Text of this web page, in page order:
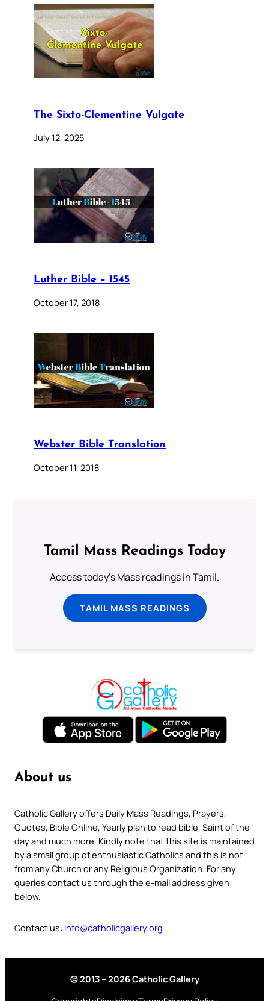
The Sixto-Clementine Vulgate
July 12, 2025
Luther Bible – 1545
October 17, 2018
Webster Bible Translation
October 11, 2018
Tamil Mass Readings Today
Access today's Mass readings in Tamil.
TAMIL MASS READINGS
About us
Catholic Gallery offers Daily Mass Readings, Prayers,
Quotes, Bible Online, Yearly plan to read bible, Saint of the
day and much more. Kindly note that this site is maintained
by a small group of enthusiastic Catholics and this is not
from any Church or any Religious Organization. For any
queries contact us through the e-mail address given
below.
Contact us: info@catholicgallery.org
© 2013 – 2026 Catholic Gallery